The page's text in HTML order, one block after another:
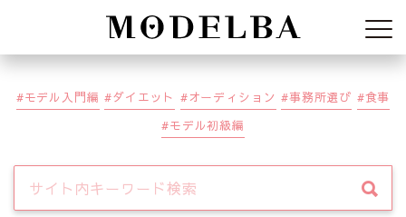
Modelba
モデル入門編 ダイエット オーディション 事務所選び
食事
モデル初級編